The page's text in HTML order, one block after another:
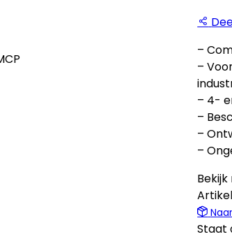
–
–
– 4-
–
–
–
Staat